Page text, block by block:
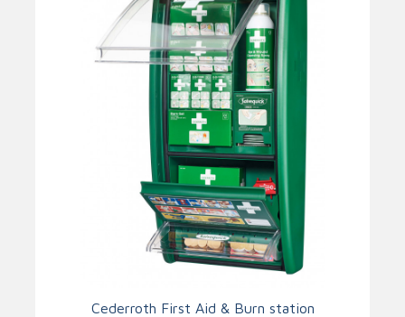
Cederroth First Aid & Burn station